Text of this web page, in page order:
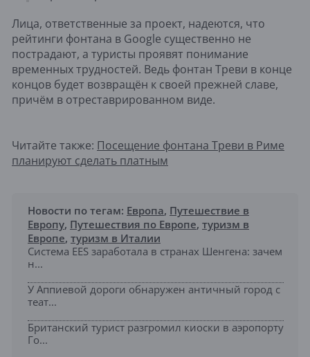
Лица, ответственные за проект, надеются, что
рейтинги фонтана в Google существенно не
пострадают, а туристы проявят понимание
временных трудностей. Ведь фонтан Треви в конце
концов будет возвращён к своей прежней славе,
причём в отреставрированном виде.
Читайте также: Посещение фонтана Треви в Риме
планируют сделать платным
Новости по тегам: Европа, Путешествие в
Европу, Путешествия по Европе, туризм в
Европе, туризм в Италии
Система EES заработала в странах Шенгена: зачем
н...
У Аппиевой дороги обнаружен античный город с
теат...
Британский турист разгромил киоски в аэропорту
Го...